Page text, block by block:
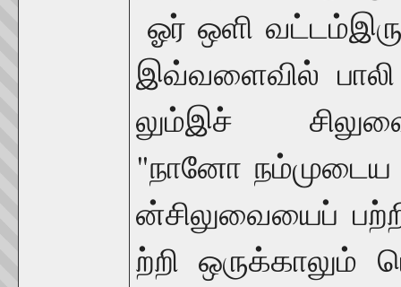
ஓர் ஒளி வட்டம்
இவ்வளைவில் பாலி
லும்இச்
"நானோ நம்முடைய
ன்சிலுவையைப்
ற்றி ஒருக்காலும்